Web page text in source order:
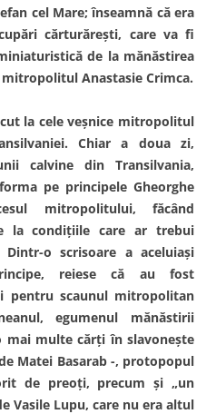
cel Mare; înseamnă că era
cărturăreşti, care va fi
de la mănăstirea
Anastasie Crimca.
la cele veşnice mitropolitul
Chiar a doua zi,
calvine din Transilvania,
pe principele Gheorghe
mitropolitului, făcând
la condiţiile care ar trebui
o scrisoare a aceluiaşi
reiese că au fost
pentru scaunul mitropolitan
egumenul mănăstirii
mai multe cărţi în slavoneşte
Matei Basarab -, protopopul
de preoţi, precum şi „un
Vasile Lupu, care nu era altul